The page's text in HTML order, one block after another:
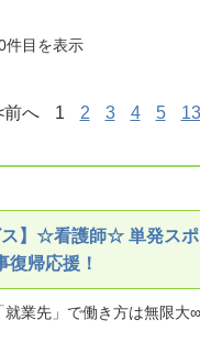
件目を表示
前へ 1 2 3 4 5 13
ス】☆看護師☆ 単発ス
復帰応援！
業先」で働き方は無限